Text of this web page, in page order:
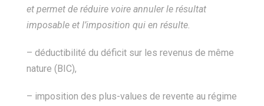
et permet de réduire voire annuler le résultat
imposable et l’imposition qui en résulte.
– déductibilité du déficit sur les revenus de même
nature (BIC),
– imposition des plus-values de revente au régime